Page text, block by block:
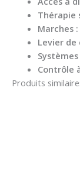
Thérapie
Marches :
Levier de
Contrôle
Produits